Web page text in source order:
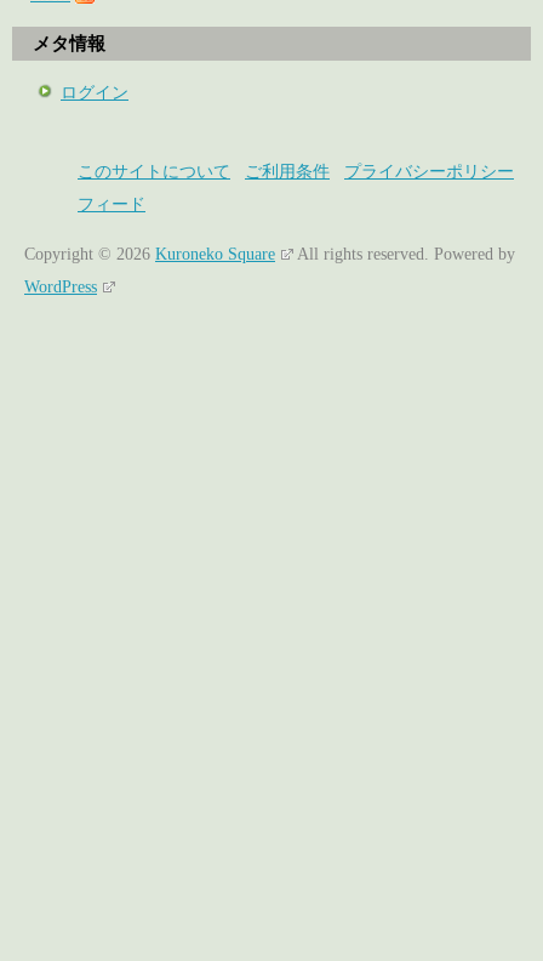
メタ情報
ログイン
このサイトについて ご利用条件
プライバシーポリシー
フィード
Copyright © 2026 Kuroneko Square All rights reserved. Powered by
WordPress